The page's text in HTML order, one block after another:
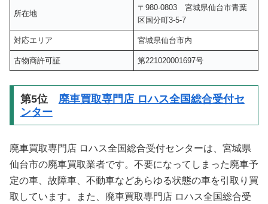
所在地
〒980-0803 宮城県仙台市青葉
区国分町3-5-7
対応エリア 宮城県仙台市内
古物商許可証 第221020001697号
第5位 廃車買取専門店 ロハス全国総合受付セ
ンター
廃車買取専門店 ロハス全国総合受付センターは、宮城県
仙台市の廃車買取業者です。不要になってしまった廃車予
定の車、故障車、不動車などあらゆる状態の車を引取り買
取しています。また、廃車買取専門店 ロハス全国総合受